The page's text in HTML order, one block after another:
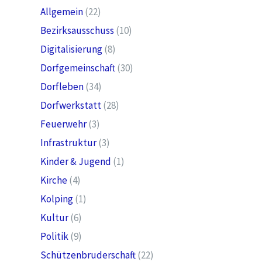
Allgemein(22)
Bezirksausschuss (10)
Digitalisierung(8)
Dorfgemeinschaft(30)
Dorfleben(34)
Dorfwerkstatt(28)
Feuerwehr(3)
Infrastruktur(3)
Kinder & Jugend (1)
Kirche(4)
Kolping(1)
Kultur(6)
Politik(9)
Schützenbruderschaft(22)